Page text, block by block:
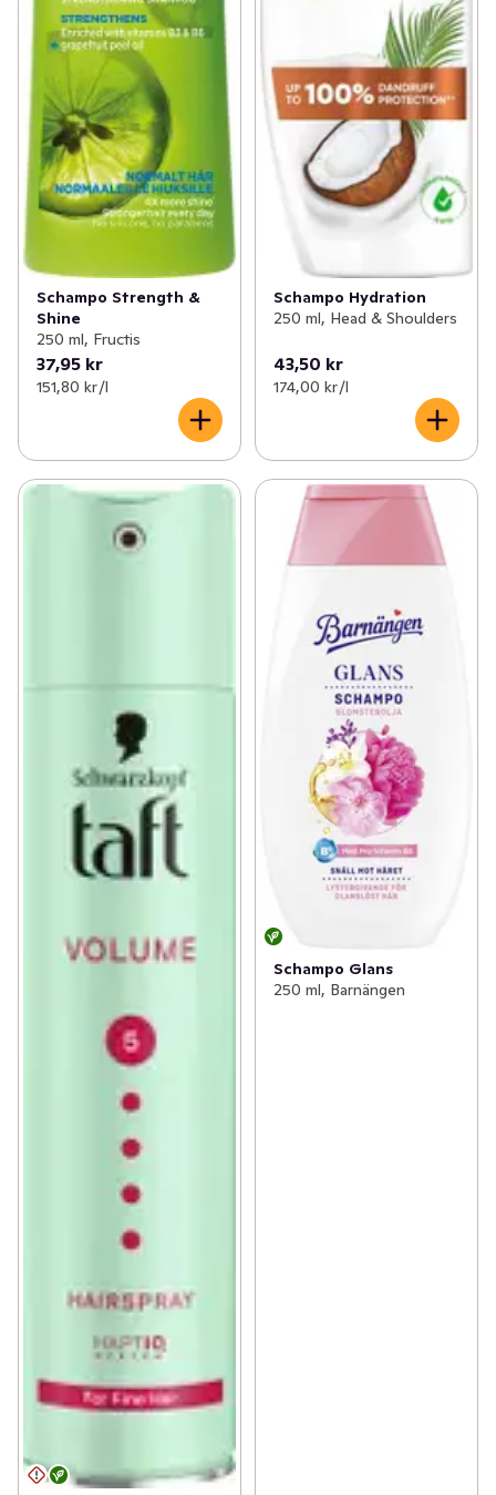
Schampo Strength &
Shine
250 ml, Fructis
37,95 kr
151,80 kr /l
Schampo Hydration
250 ml, Head & Shoulders
43,50 kr
174,00 kr /l
Schampo Glans
250 ml, Barnängen